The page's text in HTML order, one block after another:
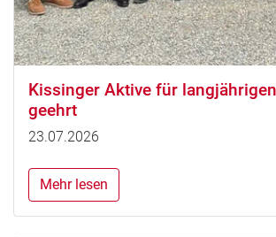
Kissinger Aktive für
geehrt
23.07.2026
Mehr lesen